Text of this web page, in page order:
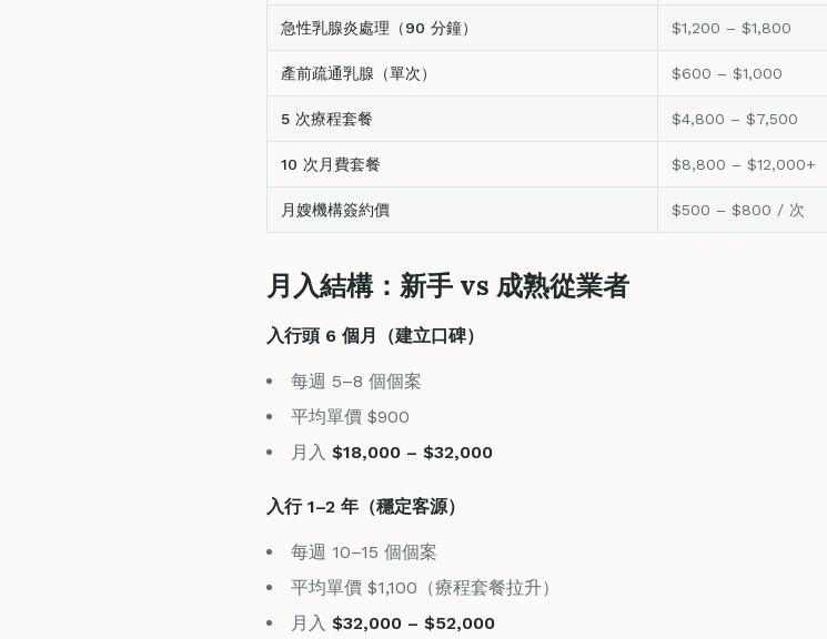
急性乳腺炎處理（90 分鐘） $1,200 – $1,800
產前疏通乳腺（單次） $600 – $1,000
5 次療程套餐 $4,800 – $7,500
10 次月費套餐 $8,800 – $12,000+
月嫂機構簽約價 $500 – $800 / 次
月入結構：新手 vs 成熟從業者
入行頭 6 個月（建立口碑）
每週 5–8 個個案
平均單價 $900
月入 $18,000 – $32,000
入行 1–2 年（穩定客源）
每週 10–15 個個案
平均單價 $1,100（療程套餐拉升）
月入 $32,000 – $52,000